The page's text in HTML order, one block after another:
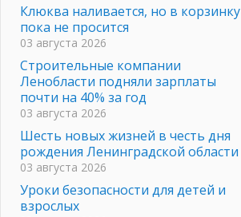
Клюква наливается, но в корзинку
пока не просится
03 августа 2026
Строительные компании
Ленобласти подняли зарплаты
почти на 40% за год
03 августа 2026
Шесть новых жизней в честь дня
рождения Ленинградской области
03 августа 2026
Уроки безопасности для детей и
взрослых